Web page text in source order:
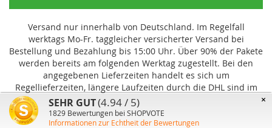
Versand nur innerhalb von Deutschland. Im Regelfall
werktags Mo-Fr. taggleicher versicherter Versand bei
Bestellung und Bezahlung bis 15:00 Uhr. Über 90% der Pakete
werden bereits am folgenden Werktag zugestellt. Bei den
angegebenen Lieferzeiten handelt es sich um
Regellieferzeiten, längere Laufzeiten durch die DHL sind im
Einzelfall möglich und können von uns nicht beeinflusst
werden.
×
SEHR GUT(4.94 / 5)
1829 Bewertungen bei SHOPVOTE
Informationen zur Echtheit der Bewertungen